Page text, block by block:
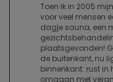
Toen ik in 2005
voor veel mensen
dagje sauna, een
plaatsgevonden!
de buitenkant, nu
binnenkant: rust in
omgaan met